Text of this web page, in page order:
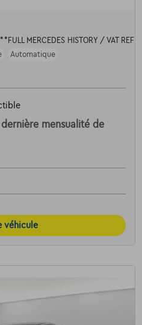
MERCEDES HISTORY / VAT
Automatique
mensualité de
véhicule